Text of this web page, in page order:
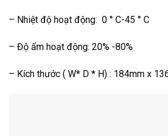
– Nhiệt độ hoạt động: 0 ° C-45 ° C
– Độ ẩm hoạt động: 20% -80%
– Kích thước ( W* D * H) : 184mm x